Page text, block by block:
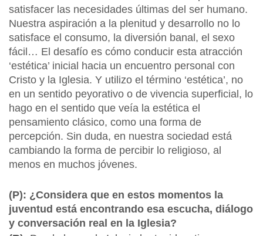
satisfacer las necesidades últimas del ser humano.
Nuestra aspiración a la plenitud y desarrollo no lo
satisface el consumo, la diversión banal, el sexo
fácil… El desafío es cómo conducir esta atracción
‘estética’ inicial hacia un encuentro personal con
Cristo y la Iglesia. Y utilizo el término ‘estética’, no
en un sentido peyorativo o de vivencia superficial, lo
hago en el sentido que veía la estética el
pensamiento clásico, como una forma de
percepción. Sin duda, en nuestra sociedad está
cambiando la forma de percibir lo religioso, al
menos en muchos jóvenes.
(P): ¿Considera que en estos momentos la
juventud está encontrando esa escucha, diálogo
y conversación real en la Iglesia?